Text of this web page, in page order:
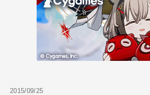
2015/09/25